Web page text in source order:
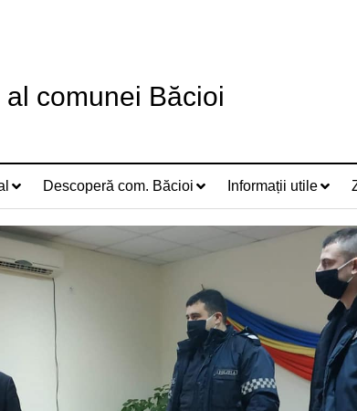
comunei Băcioi
Descoperă com. Băcioi Informații utile